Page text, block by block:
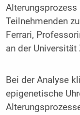
Alterungsprozess
Teilnehmenden
Ferrari,
an der Universität
Bei der Analyse
epigenetische